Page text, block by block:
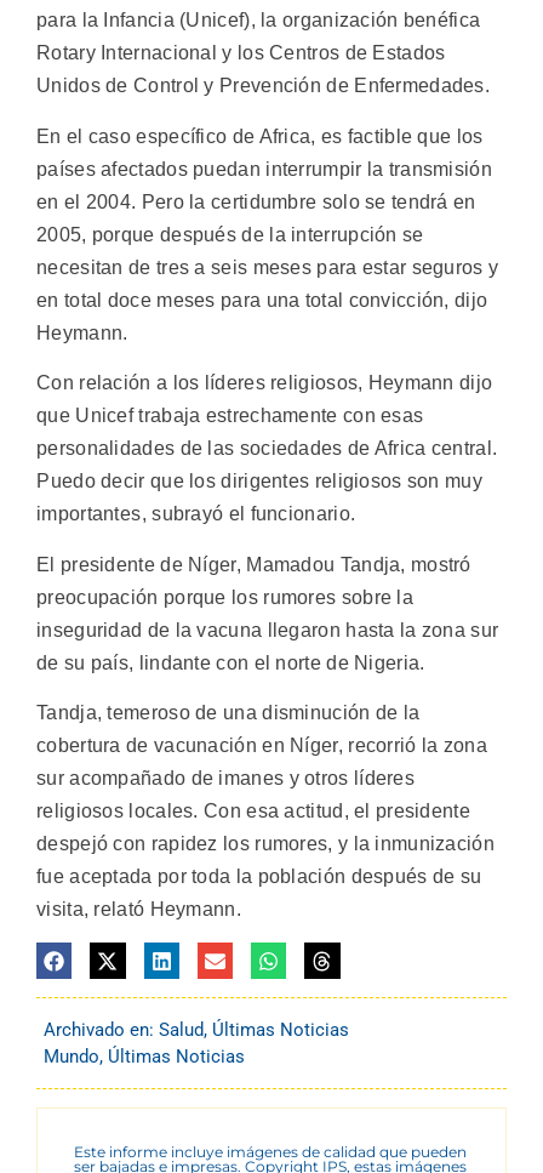
para la Infancia (Unicef), la organización benéfica
Rotary Internacional y los Centros de Estados
Unidos de Control y Prevención de Enfermedades.
En el caso específico de Africa, es factible que los
países afectados puedan interrumpir la transmisión
en el 2004. Pero la certidumbre solo se tendrá en
2005, porque después de la interrupción se
necesitan de tres a seis meses para estar seguros y
en total doce meses para una total convicción, dijo
Heymann.
Con relación a los líderes religiosos, Heymann dijo
que Unicef trabaja estrechamente con esas
personalidades de las sociedades de Africa central.
Puedo decir que los dirigentes religiosos son muy
importantes, subrayó el funcionario.
El presidente de Níger, Mamadou Tandja, mostró
preocupación porque los rumores sobre la
inseguridad de la vacuna llegaron hasta la zona sur
de su país, lindante con el norte de Nigeria.
Tandja, temeroso de una disminución de la
cobertura de vacunación en Níger, recorrió la zona
sur acompañado de imanes y otros líderes
religiosos locales. Con esa actitud, el presidente
despejó con rapidez los rumores, y la inmunización
fue aceptada por toda la población después de su
visita, relató Heymann.
Archivado en: Salud, Últimas Noticias
Mundo, Últimas Noticias
Este informe incluye imágenes de calidad que pueden
ser bajadas e impresas. Copyright IPS, estas imágenes